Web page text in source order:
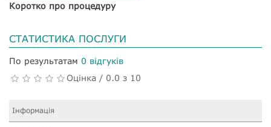
Коротко про процедуру
СТАТИСТИКА ПОСЛУГИ
По результатам 0 відгуків
Оцінка / 0.0 з 10
Інформація